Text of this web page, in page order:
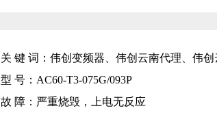
关 键 词：伟创变频器、伟创云南代理、伟创
型 号：AC60-T3-075G/093P
故 障：严重烧毁，上电无反应